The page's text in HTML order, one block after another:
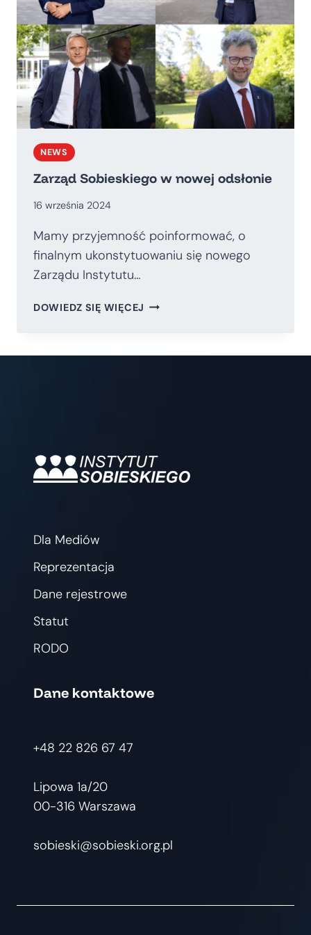
NEWS
Zarząd Sobieskiego w nowej odsłonie
16 września 2024
Mamy przyjemność poinformować, o
finalnym ukonstytuowaniu się nowego
Zarządu Instytutu…
DOWIEDZ SIĘ WIĘCEJ ZARZĄD
Dla Mediów
Reprezentacja
Dane rejestrowe
Statut
RODO
Dane kontaktowe
+48 22 826 67 47
Lipowa 1a/20
00-316 Warszawa
sobieski@sobieski.org.pl